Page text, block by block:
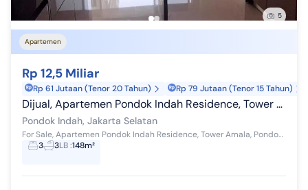
5
Apartemen
Rp 12,5 Miliar
Rp 61 Jutaan (Tenor 20 Tahun) Rp 79 Jutaan (Tenor 15 Tahun)
Dijual, Apartemen Pondok Indah Residence, Tower Amala,3 Br
Pondok Indah, Jakarta Selatan
For Sale, Apartemen Pondok Indah Residence, Tower Amala, Pondok Indah, Jaksel Luas 148,78 m2 3 BR Low floor Harga Rp 12,5M
3
3LB:148m²